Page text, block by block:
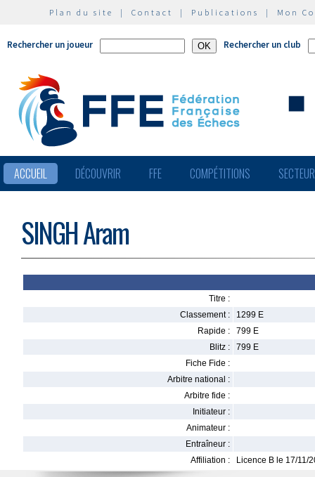
Plan du site | Contact | Publications | Mon
Rechercher un joueur Rechercher un club
ACCUEIL DÉCOUVRIR FFE COMPÉTITIONS
SINGH Aram
Titre :
Classement :
1299 E
Rapide :
799 E
Blitz :
799 E
Fiche Fide :
Arbitre national :
Arbitre fide :
Initiateur :
Animateur :
Entraîneur :
Affiliation :
Licence B le 17/11/